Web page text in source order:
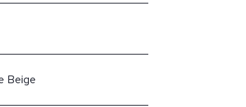
Beige